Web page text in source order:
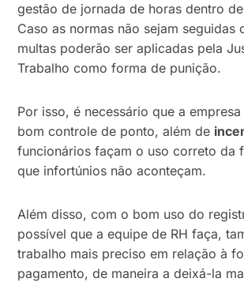
gestão de jornada de horas dentro
Caso as normas não sejam seguidas
multas poderão ser aplicadas pela
Trabalho como forma de punição.
Por isso, é necessário que a
bom controle de ponto, além de
funcionários façam o uso correto da
que infortúnios não aconteçam.
Além disso, com o bom uso do
possível que a equipe de RH faça,
trabalho mais preciso em relação à
pagamento, de maneira a deixá-la